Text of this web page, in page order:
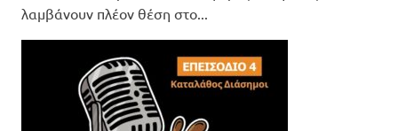
λαμβάνουν πλέον θέση στο...